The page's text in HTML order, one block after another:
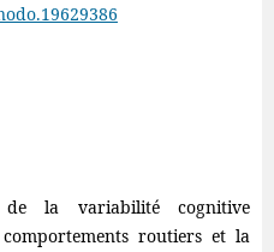
la variabilité cognitive
routiers et la